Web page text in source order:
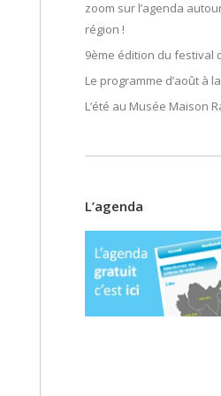
zoom sur l’agenda
région !
9ème édition du festival
Le programme d’août à
L’été au Musée Maison
L’agenda